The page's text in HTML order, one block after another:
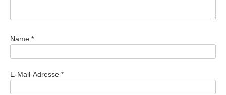
Name *
E-Mail-Adresse *